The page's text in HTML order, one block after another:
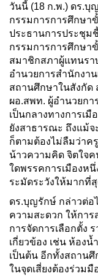
วันนี้ (18 ก.พ.) ดร.บุ
กรรมการการศึกษา
ประธานการประชุม
กรรมการการศึกษา
สมาชิกสภาผู้แทนรา
อำนวยการสำนักงา
สถานศึกษาในสังกัด
ผอ.สพท. ผู้อำนวยกา
เป็นกลางทางการเ
ยังสาธารณะ ถึงแม้
ก็ตามต้องไม่ลืมว่าค
น้าวความคิด จิตใจค
ใดพรรคการเมืองห
ระมัดระวังให้มากที่
ดร.บุญรักษ์ กล่าวต่อ
ความสะดวก ให้กา
การจัดการเลือกตั้ง
เกี่ยวข้อง เช่น ห้อง
เป็นต้น อีกทั้งสถาน
ในจุดเสี่ยงต้องร่วม